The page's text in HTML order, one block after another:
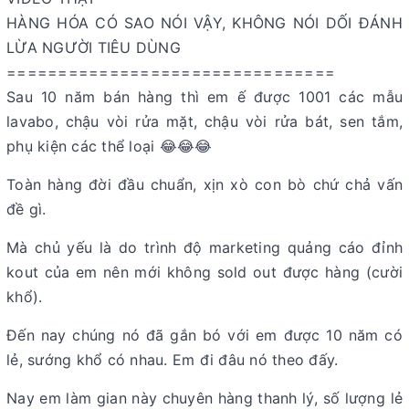
HÀNG HÓA CÓ SAO NÓI VẬY, KHÔNG NÓI DỐI ĐÁNH
LỪA NGƯỜI TIÊU DÙNG
================================
Sau 10 năm bán hàng thì em ế được 1001 các mẫu
lavabo, chậu vòi rửa mặt, chậu vòi rửa bát, sen tắm,
phụ kiện các thể loại 😂😂😂
Toàn hàng đời đầu chuẩn, xịn xò con bò chứ chả vấn
đề gì.
Mà chủ yếu là do trình độ marketing quảng cáo đỉnh
kout của em nên mới không sold out được hàng (cười
khổ).
Đến nay chúng nó đã gắn bó với em được 10 năm có
lẻ, sướng khổ có nhau. Em đi đâu nó theo đấy.
Nay em làm gian này chuyên hàng thanh lý, số lượng lẻ